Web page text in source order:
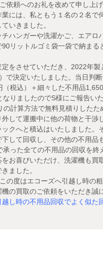
依頼へのお礼を改めて申し上
には、私ともう１名の２名
いきました。
ハンガーや洗濯かご、エア
リットルゴミ袋一袋で納ま
をさせていただき、2022年
で決定いたしました。当日判
込）＋細々した不用品1,650
りましたのでS様にご報告いた
の計算方法で無料見積りした
外して運搬中に他の荷物と干
ックへと積込はいたしました
して回収し、その他の不用品
承った全ての不用品の回収を
お喜びいただけ、洗濯機も
ました。
の度はエコーズへ引越し時の
の買取のご依頼をいただき誠
し時の不用品回収でよく似た